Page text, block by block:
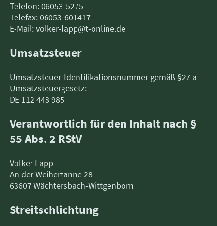
Telefon: 06053-5275
Telefax: 06053-601417
E-Mail: volker-lapp@t-online.de
Umsatzsteuer
Umsatzsteuer-Identifikationsnummer gemäß §27 a
Umsatzsteuergesetz:
DE 112 448 985
Verantwortlich für den Inhalt nach §
55 Abs. 2 RStV
Volker Lapp
An der Weihertanne 28
63607 Wächtersbach-Wittgenborn
Streitschlichtung